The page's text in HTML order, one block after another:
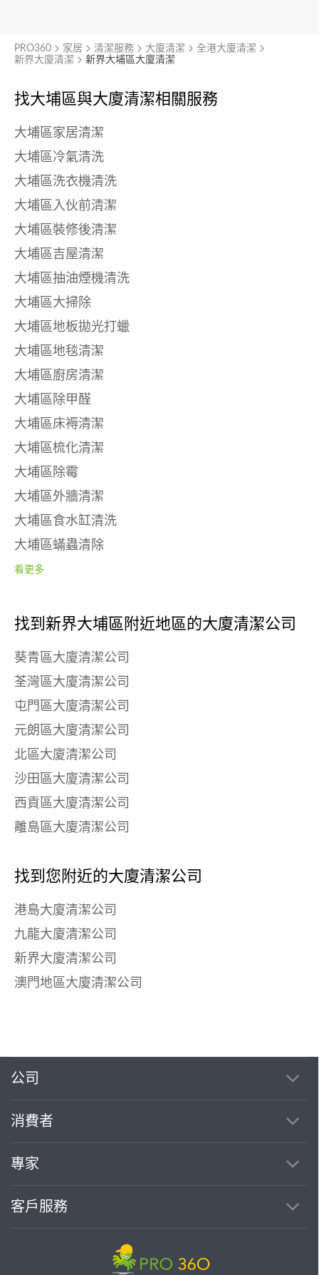
找大埔區與大廈清潔相關服務
大埔區家居清潔
大埔區冷氣清洗
大埔區洗衣機清洗
大埔區入伙前清潔
大埔區裝修後清潔
大埔區吉屋清潔
大埔區抽油煙機清洗
大埔區大掃除
大埔區地板拋光打蠟
大埔區地毯清潔
大埔區廚房清潔
大埔區除甲醛
大埔區床褥清潔
大埔區梳化清潔
大埔區除霉
大埔區外牆清潔
大埔區食水缸清洗
大埔區蟎蟲清除
看更多
找到新界大埔區附近地區的大廈清潔公司
葵青區大廈清潔公司
荃灣區大廈清潔公司
屯門區大廈清潔公司
元朗區大廈清潔公司
北區大廈清潔公司
沙田區大廈清潔公司
西貢區大廈清潔公司
離島區大廈清潔公司
找到您附近的大廈清潔公司
港島大廈清潔公司
九龍大廈清潔公司
新界大廈清潔公司
澳門地區大廈清潔公司
PRO360 家居 清潔服務 大廈清潔
全港大廈清潔
新界大廈清潔
新界大埔區大廈清潔
公司
消費者
專家
客戶服務